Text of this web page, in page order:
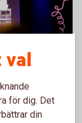
för dig. Det
din